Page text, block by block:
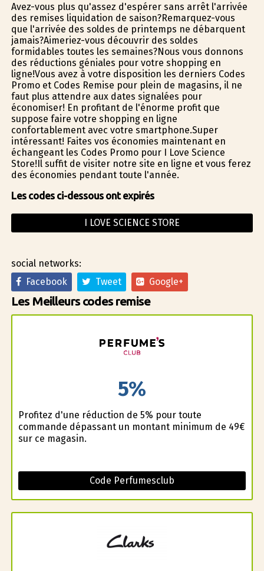
Avez-vous plus qu'assez d'espérer sans arrêt l'arrivée
des remises liquidation de saison?Remarquez-vous
que l'arrivée des soldes de printemps ne débarquent
jamais?Aimeriez-vous découvrir des soldes
formidables toutes les semaines?Nous vous donnons
des réductions géniales pour votre shopping en
ligne!Vous avez à votre disposition les derniers Codes
Promo et Codes Remise pour plein de magasins, il ne
faut plus attendre aux dates signalées pour
économiser! En profitant de l'énorme profit que
suppose faire votre shopping en ligne
confortablement avec votre smartphone.Super
intéressant! Faites vos économies maintenant en
échangeant les Codes Promo pour I Love Science
Store!Il suffit de visiter notre site en ligne et vous ferez
des économies pendant toute l'année.
Les codes ci-dessous ont expirés
I LOVE SCIENCE STORE
social networks:
Facebook
Tweet Google+
Les Meilleurs codes remise
5%
Profitez d'une réduction de 5% pour toute
commande dépassant un montant minimum de 49€
sur ce magasin.
Code Perfumesclub